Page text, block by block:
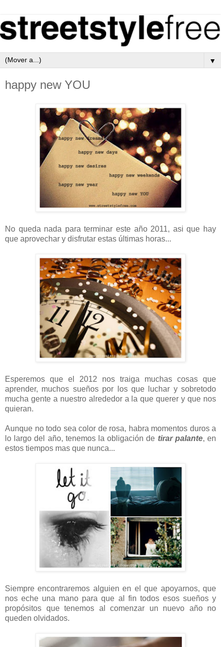
▼
happy new YOU
No queda nada para terminar este año 2011, asi que hay
que aprovechar y disfrutar estas últimas horas...
Esperemos que el 2012 nos traiga muchas cosas que
aprender, muchos sueños por los que luchar y sobretodo
mucha gente a nuestro alrededor a la que querer y que nos
quieran.
Aunque no todo sea color de rosa, habra momentos duros a
lo largo del año, tenemos la obligación de tirar palante, en
estos tiempos mas que nunca...
Siempre encontraremos alguien en el que apoyarnos, que
nos eche una mano para que al fin todos esos sueños y
propósitos que tenemos al comenzar un nuevo año no
queden olvidados.